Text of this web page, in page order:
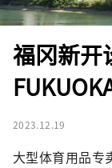
福冈新
2023.12.19
大型体育用品